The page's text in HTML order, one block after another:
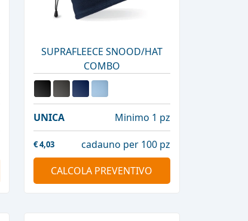
SUPRAFLEECE SNOOD/HAT
COMBO
UNICA Minimo 1 pz
€4,03
cadauno per 100 pz
CALCOLA PREVENTIVO